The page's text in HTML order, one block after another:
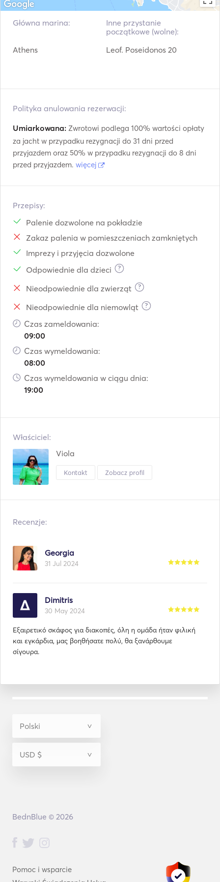
vessels.
Główna marina:
Athens
Inne przystanie
początkowe (wolne):
Leof. Poseidonos 20
Polityka anulowania rezerwacji:
Umiarkowana: Zwrotowi podlega 100% wartości opłaty
za jacht w przypadku rezygnacji do 31 dni przed
przyjazdem oraz 50% w przypadku rezygnacji do 8 dni
przed przyjazdem. więcej
Przepisy:
Palenie dozwolone na pokładzie
Zakaz palenia w pomieszczeniach zamkniętych
Imprezy i przyjęcia dozwolone
Odpowiednie dla dzieci
?
Nieodpowiednie dla zwierząt ?
Nieodpowiednie dla niemowląt ?
Czas zameldowania:
09:00
Czas wymeldowania:
08:00
Czas wymeldowania w ciągu dnia:
19:00
Właściciel:
Viola
Kontakt Zobacz profil
Recenzje:
Georgia
31 Jul 2024
Dimitris
30 May 2024
Εξαιρετικό σκάφος για διακοπές, όλη η ομάδα ήταν φιλική
και εγκάρδια, μας βοηθήσατε πολύ, θα ξανάρθουμε
σίγουρα.
Pomoc i wsparcie
BednBlue © 2026